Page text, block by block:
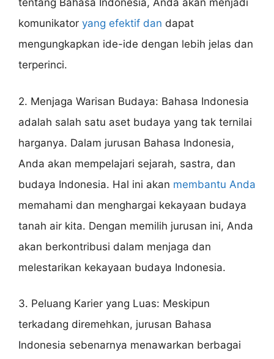
tentang Bahasa Indonesia, Anda akan menjadi
komunikator yang efektif dan dapat
mengungkapkan ide-ide dengan lebih jelas dan
terperinci.
2. Menjaga Warisan Budaya: Bahasa Indonesia
adalah salah satu aset budaya yang tak ternilai
harganya. Dalam jurusan Bahasa Indonesia,
Anda akan mempelajari sejarah, sastra, dan
budaya Indonesia. Hal ini akan membantu Anda
memahami dan menghargai kekayaan budaya
tanah air kita. Dengan memilih jurusan ini, Anda
akan berkontribusi dalam menjaga dan
melestarikan kekayaan budaya Indonesia.
3. Peluang Karier yang Luas: Meskipun
terkadang diremehkan, jurusan Bahasa
Indonesia sebenarnya menawarkan berbagai